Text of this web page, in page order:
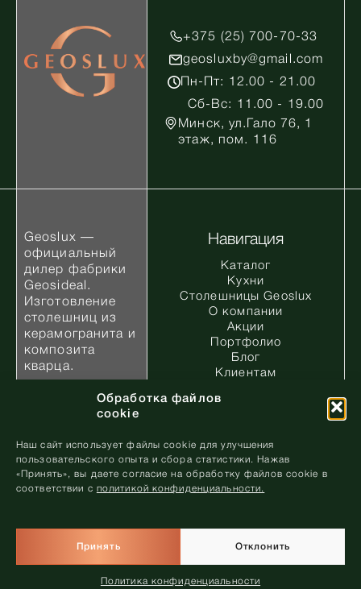
Обработка файлов
cookie
Наш сайт использует файлы cookie для улучшения
пользовательского опыта и сбора статистики. Нажав
«Принять», вы даете согласие на обработку файлов cookie в
соответствии с политикой конфиденциальности.
Принять Отклонить
Политика конфиденциальности
салон
+375 (25) 700-70-33
geosluxby@gmail.com
Пн-Пт: 12.00 - 21.00
Сб-Вс: 11.00 - 19.00
Минск, ул.Гало 76, 1
этаж, пом. 116
Geoslux —
официальный
дилер фабрики
Geosideal.
Изготовление
столешниц из
керамогранита и
композита
кварца.
салон
Навигация
Каталог
Кухни
Столешницы Geoslux
О компании
Акции
Портфолио
Блог
Клиентам
архитекторам
ООО «Геослюкс и К» УНП 193825948 Республика
Беларусь, г. Минск, ул. Гало, д. 76
Политика конфиденциальности